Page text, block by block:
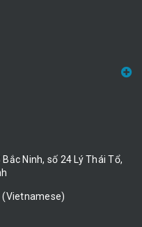
Ninh, số 24 Lý Thái Tổ,
(Vietnamese)